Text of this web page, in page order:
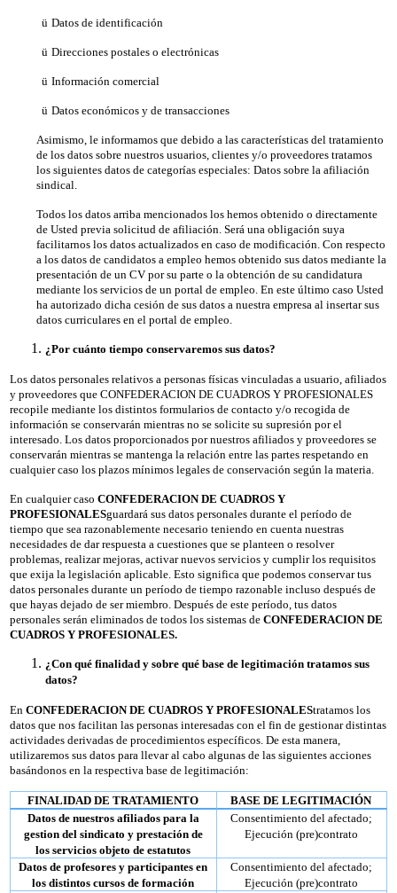
ü Datos de identificación
ü Direcciones postales o electrónicas
ü Información comercial
ü Datos económicos y de transacciones
Asimismo, le informamos que debido a las características del tratamiento
de los datos sobre nuestros usuarios, clientes y/o proveedores tratamos
los siguientes datos de categorías especiales: Datos sobre la afiliación
sindical.
Todos los datos arriba mencionados los hemos obtenido o directamente
de Usted previa solicitud de afiliación. Será una obligación suya
facilitarnos los datos actualizados en caso de modificación. Con respecto
a los datos de candidatos a empleo hemos obtenido sus datos mediante la
presentación de un CV por su parte o la obtención de su candidatura
mediante los servicios de un portal de empleo. En este último caso Usted
ha autorizado dicha cesión de sus datos a nuestra empresa al insertar sus
datos curriculares en el portal de empleo.
¿Por cuánto tiempo conservaremos sus datos?
Los datos personales relativos a personas físicas vinculadas a usuario, afiliados
y proveedores que CONFEDERACION DE CUADROS Y PROFESIONALES
recopile mediante los distintos formularios de contacto y/o recogida de
información se conservarán mientras no se solicite su supresión por el
interesado. Los datos proporcionados por nuestros afiliados y proveedores se
conservarán mientras se mantenga la relación entre las partes respetando en
cualquier caso los plazos mínimos legales de conservación según la materia.
En cualquier caso CONFEDERACION DE CUADROS Y
PROFESIONALESguardará sus datos personales durante el período de
tiempo que sea razonablemente necesario teniendo en cuenta nuestras
necesidades de dar respuesta a cuestiones que se planteen o resolver
problemas, realizar mejoras, activar nuevos servicios y cumplir los requisitos
que exija la legislación aplicable. Esto significa que podemos conservar tus
datos personales durante un período de tiempo razonable incluso después de
que hayas dejado de ser miembro. Después de este período, tus datos
personales serán eliminados de todos los sistemas de CONFEDERACION DE
CUADROS Y PROFESIONALES.
¿Con qué finalidad y sobre qué base de legitimación tratamos sus
datos?
En CONFEDERACION DE CUADROS Y PROFESIONALEStratamos los
datos que nos facilitan las personas interesadas con el fin de gestionar distintas
actividades derivadas de procedimientos específicos. De esta manera,
utilizaremos sus datos para llevar al cabo algunas de las siguientes acciones
basándonos en la respectiva base de legitimación:
FINALIDAD DE TRATAMIENTO
BASE DE LEGITIMACIÓN
Datos de nuestros afiliados para la
gestion del sindicato y prestación de
los servicios objeto de estatutos
Consentimiento del afectado;
Ejecución (pre)contrato
Datos de profesores y participantes en
los distintos cursos de formación
Consentimiento del afectado;
Ejecución (pre)contrato